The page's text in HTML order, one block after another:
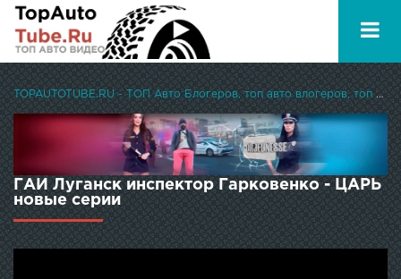
TOPAUTOTUBE.RU - ТОП Авто Блогеров, топ авто влогеров, топ авто ютуберов
ГАИ Луганск инспектор Гарковенко - ЦАРЬ
новые серии